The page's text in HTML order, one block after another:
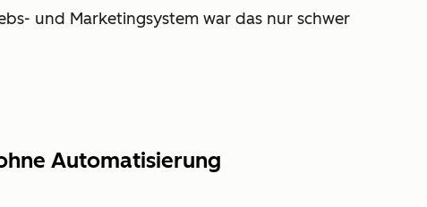
und Marketingsystem war das nur schwer
Automatisierung